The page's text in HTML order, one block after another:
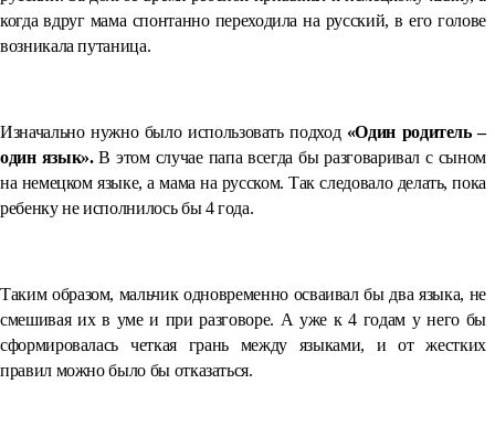
когда вдруг мама спонтанно переходила на русский, в его голове
возникала путаница.
Изначально нужно было использовать подход «Один родитель –
один язык».В этом случае папа всегда бы разговаривал с сыном
на немецком языке, а мама на русском. Так следовало делать, пока
ребенку не исполнилось бы 4 года.
Таким образом, мальчик одновременно осваивал бы два языка, не
смешивая их в уме и при разговоре. А уже к 4 годам у него бы
сформировалась четкая грань между языками, и от жестких
правил можно было бы отказаться.